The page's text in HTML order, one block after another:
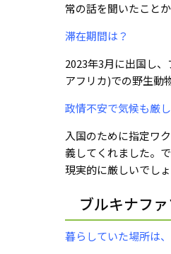
常の話を聞いたこと
滞在期間は？
2023年3月に出国し
アフリカ)での野生動
政情不安で気候も厳
入国のために指定ワ
義してくれました。
現実的に厳しいでし
ブルキナフ
暮らしていた場所は